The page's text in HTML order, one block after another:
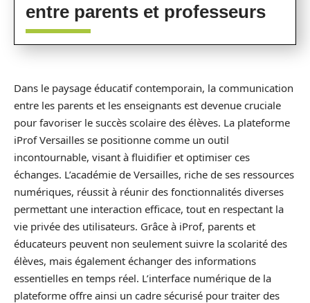
entre parents et professeurs
Dans le paysage éducatif contemporain, la communication
entre les parents et les enseignants est devenue cruciale
pour favoriser le succès scolaire des élèves. La plateforme
iProf Versailles se positionne comme un outil
incontournable, visant à fluidifier et optimiser ces
échanges. L’académie de Versailles, riche de ses ressources
numériques, réussit à réunir des fonctionnalités diverses
permettant une interaction efficace, tout en respectant la
vie privée des utilisateurs. Grâce à iProf, parents et
éducateurs peuvent non seulement suivre la scolarité des
élèves, mais également échanger des informations
essentielles en temps réel. L’interface numérique de la
plateforme offre ainsi un cadre sécurisé pour traiter des